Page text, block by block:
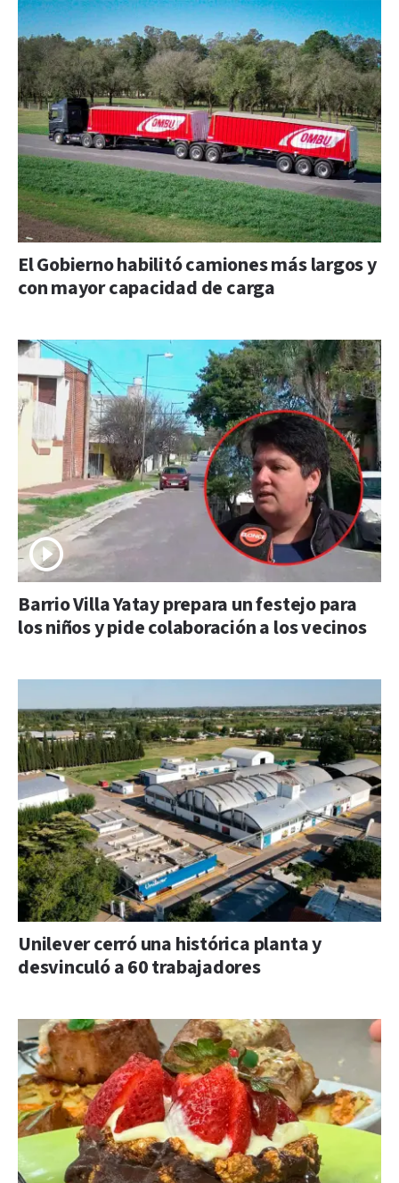
El Gobierno habilitó camiones más largos y
con mayor capacidad de carga
Barrio Villa Yatay prepara un festejo para
los niños y pide colaboración a los vecinos
Unilever cerró una histórica planta y
desvinculó a 60 trabajadores